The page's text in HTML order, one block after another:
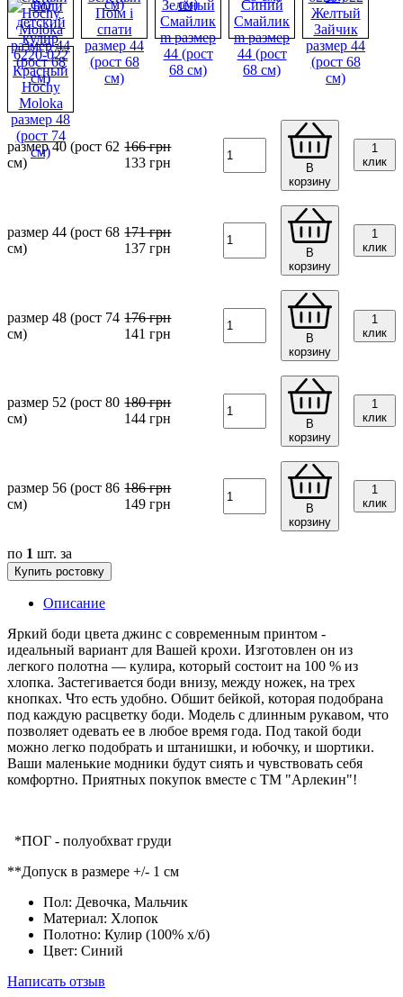
размер 40 (рост 62
см)
166грн
133 грн
В
корзину
1
клик
размер 44 (рост 68
см)
171грн
137 грн
В
корзину
1
клик
размер 48 (рост 74
см)
176грн
141 грн
В
корзину
1
клик
размер 52 (рост 80
см)
180грн
144 грн
В
корзину
1
клик
размер 56 (рост 86
см)
186грн
149 грн
В
корзину
1
клик
по 1 шт. за
Купить ростовку
Описание
Яркий боди цвета джинс с современным принтом -
идеальный вариант для Вашей крохи. Изготовлен он из
легкого полотна — кулира, который состоит на 100 % из
хлопка. Застегивается боди внизу, между ножек, на трех
кнопках. Что есть удобно. Обшит бейкой, которая подобрана
под каждую расцветку боди. Модель с длинным рукавом, что
позволяет одевать ее в любое время года. Под такой боди
можно легко подобрать и штанишки, и юбочку, и шортики.
Ваши маленькие модники будут сиять и чувствовать себя
комфортно. Приятных покупок вместе с ТМ "Арлекин"!
*ПОГ - полуобхват груди
**Допуск в размере +/- 1 см
Пол: Девочка, Мальчик
Материал: Хлопок
Полотно: Кулир (100% х/б)
Цвет: Синий
Написать отзыв